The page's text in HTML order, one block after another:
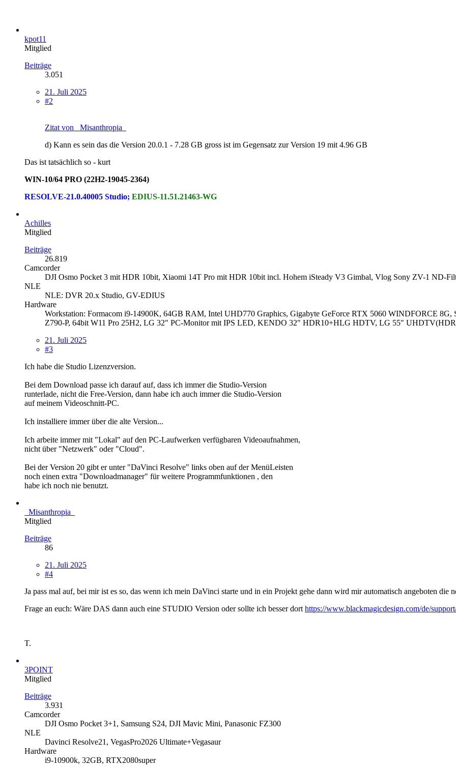
kpot11
Mitglied
Beiträge
3.051
21. Juli 2025
#2
Zitat von _Misanthropia_
d) Kann es sein das die Version 20.0.1 - 7.28 GB gross ist im Gegensatz zur Version 19 mit 4.96 GB
Das ist tatsächlich so - kurt
WIN-10/64 PRO (22H2-19045-2364)
RESOLVE-21.0.40005 Studio; EDIUS-11.51.21463-WG
Achilles
Mitglied
Beiträge
26.819
Camcorder
DJI Osmo Pocket 3 mit HDR 10bit, Xiaomi 14T Pro mit HDR 10bit incl. Hohem iSteady V3 Gimbal, Vlog Sony ZV-1 ND-
NLE
NLE: DVR 20.x Studio, GV-EDIUS
Hardware
Workstation: Formacom i9-14900K, 64GB RAM, Intel UHD770 Graphics, Gigabyte GeForce RTX 5060 WINDFORCE
Z790-P, 64bit W11 Pro 25H2, LG 32" PC-Monitor mit IPS LED, KENDO 32" HDR10+HLG HDTV, LG 55"
21. Juli 2025
#3
Ich habe die Studio Lizenzversion.
Bei dem Download passe ich darauf auf, dass ich immer die Studio-Version
runterlade, nicht die Free-Version, dann habe ich auch immer die Studio-Version
auf meinem Videoschnitt-PC.
Ich installiere immer über die alte Version...
Ich arbeite immer mit "Lokal" auf den PC-Laufwerken verfügbaren Videoaufnahmen,
nicht über "Netzwerk" oder "Cloud".
Bei der Version 20 gibt er unter "DaVinci Resolve" links oben auf der MenüLeisten
noch einen extra "Downloadmanager" für weitere Programmfunktionen , den
habe ich noch nie benutzt.
_Misanthropia_
Mitglied
Beiträge
86
21. Juli 2025
#4
Ja pass mal auf, bei mir ist es so, das wenn ich mein DaVinci starte und in ein Projekt gehe dann wird mir automatisch angeboten die
Frage an euch: Wäre DAS dann auch eine STUDIO Version oder sollte ich besser dort https://www.blackmagicdesign.com/de/
T.
3POINT
Mitglied
Beiträge
3.931
Camcorder
DJI Osmo Pocket 3+1, Samsung S24, DJI Mavic Mini, Panasonic FZ300
NLE
Davinci Resolve21, VegasPro2026 Ultimate+Vegasaur
Hardware
i9-10900k, 32GB, RTX2080super